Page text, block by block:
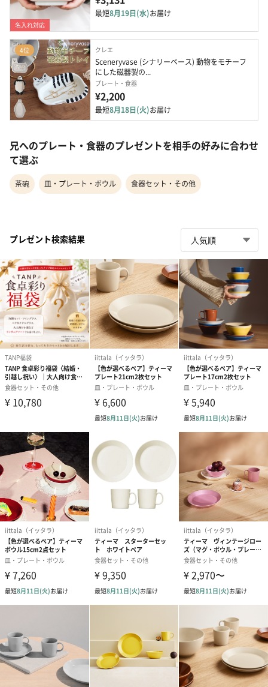
名入れ対応
最短8月19日(水)お届け
4位 クレエ
Sceneryvase (シナリーベース) 動物をモチーフ
にした磁器製の...
プレート・食器
¥2,200
最短8月18日(火)お届け
兄へのプレート・食器のプレゼントを相手の好みに合わせ
て選ぶ
茶碗 皿・プレート・ボウル 食器セット・その他
プレゼント検索結果